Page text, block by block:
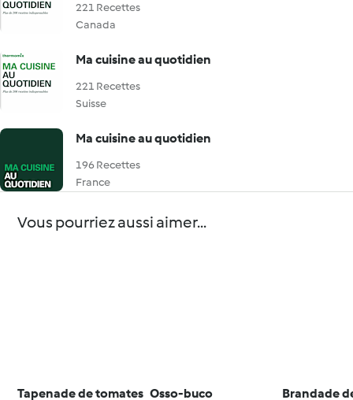
221 Recettes
Canada
Ma cuisine au quotidien
221 Recettes
Suisse
Ma cuisine au quotidien
196 Recettes
France
Vous pourriez aussi aimer...
Tapenade de tomates Osso-buco Brandade